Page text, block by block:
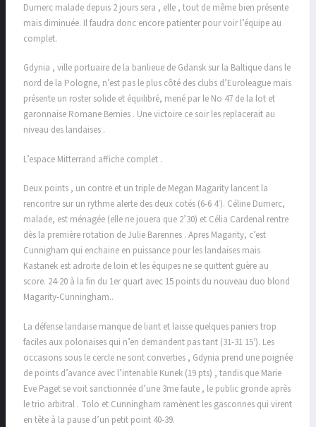
Dumerc malade depuis 2 jours sera , elle , tout de même bien présente
mais diminuée. Il faudra donc encore patienter pour voir l’équipe au
complet.
Gdynia , ville portuaire de la banlieue de Gdansk sur la Baltique dans le
nord de la Pologne, n’est pas le plus côté des clubs d’Euroleague mais
présente un roster solide et équilibré, mené par le No 47 de la lot et
garonnaise Romane Bernies . Une victoire ce soir les replacerait au
niveau des landaises .
L’espace Mitterrand affiche complet .
Deux points , un contre et un triple de Megan Magarity lancent la
rencontre sur un rythme alerte des deux cotés (6-6 4′). Céline Dumerc,
malade, est ménagée (elle ne jouera que 2’30) et Célia Cardenal rentre
dès la première rotation de Julie Barennes . Apres Magarity, c’est
Cunnigham qui enchaine en puissance pour les landaises mais
Kastanek est adroite de loin et les équipes ne se quittent guère au
score. 24-20 à la fin du 1er quart avec 15 points du nouveau duo blond
Magarity-Cunningham..
La défense landaise manque de liant et laisse quelques paniers trop
faciles aux polonaises qui n’en demandent pas tant (31-31 15′). Les
occasions sous le cercle ne sont converties , Gdynia prend une poignée
de points d’avance avec l’intenable Kunek (19 pts) , tandis que Marie
Eve Paget se voit sanctionnée d’une 3me faute , le public gronde après
le trio arbitral . Tolo et Cunningham ramènent les gasconnes qui virent
en tête à la pause d’un petit point 40-39.